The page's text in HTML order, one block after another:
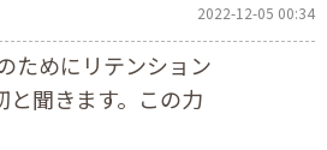
2022-12-05 00:34
ためにリテンション
聞きます。この力